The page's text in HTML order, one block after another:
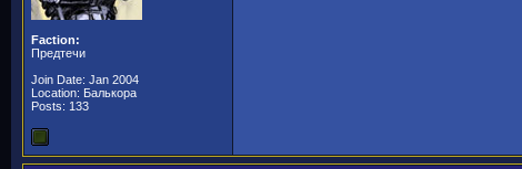
Faction:
Предтечи
Join Date: Jan 2004
Location: Балькора
Posts: 133